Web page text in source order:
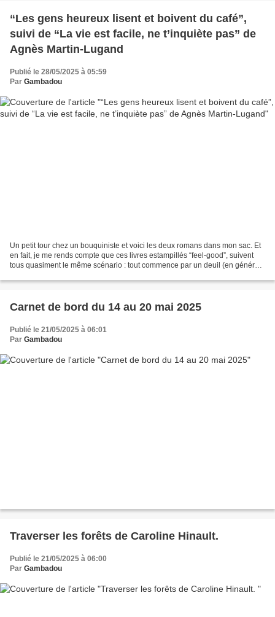
“Les gens heureux lisent et boivent du café”,
suivi de “La vie est facile, ne t’inquiète pas” de
Agnès Martin-Lugand
Publié le 28/05/2025 à 05:59
Par Gambadou
Un petit tour chez un bouquiniste et voici les deux romans dans mon sac. Et
en fait, je me rends compte que ces livres estampillés “feel-good”, suivent
tous quasiment le même scénario : tout commence par un deuil (en général
Carnet de bord du 14 au 20 mai 2025
Publié le 21/05/2025 à 06:01
Par Gambadou
Traverser les forêts de Caroline Hinault.
Publié le 21/05/2025 à 06:00
Par Gambadou